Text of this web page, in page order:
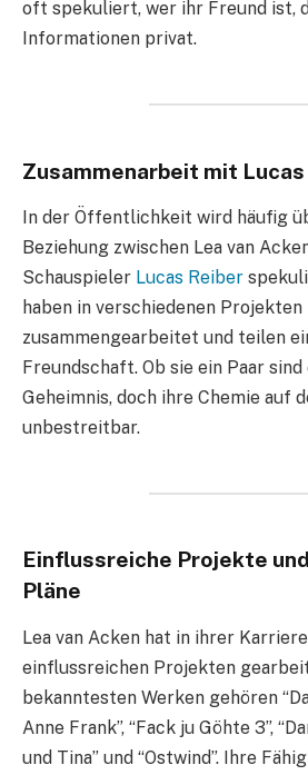
oft spekuliert, wer ihr Freund ist,
Informationen privat.
Zusammenarbeit mit
In der Öffentlichkeit wird häufig
Beziehung zwischen Lea van
Schauspieler Lucas Reiber
haben in verschiedenen Projekten
zusammengearbeitet und teilen
Freundschaft. Ob sie ein Paar
Geheimnis, doch ihre Chemie auf
unbestreitbar.
Einflussreiche Projekte
Pläne
Lea van Acken hat in ihrer
einflussreichen Projekten
bekanntesten Werken gehören
Anne Frank”, “Fack ju Göhte 3”,
und Tina” und “Ostwind”. Ihre